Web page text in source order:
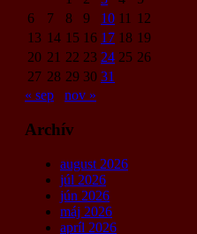
6
7 8 9 10 11
12
13 14 15 16 17 18 19
20 21 22 23 24 25 26
27 28 29 30 31
« sep
nov »
Archív
august 2026
júl 2026
jún 2026
máj 2026
apríl 2026